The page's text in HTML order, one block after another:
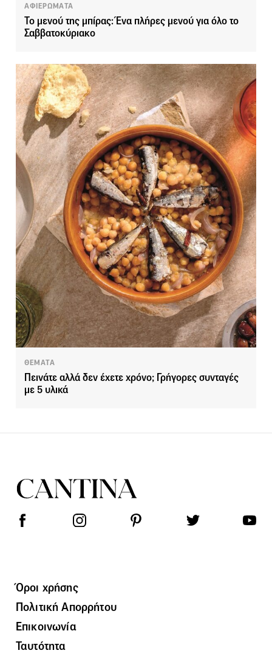
ΑΦΙΕΡΩΜΑΤΑ
Το μενού της μπίρας: Ένα πλήρες μενού για όλο το
Σαββατοκύριακο
ΘΕΜΑΤΑ
Πεινάτε αλλά δεν έχετε χρόνο; Γρήγορες συνταγές
με 5 υλικά
Όροι χρήσης
Πολιτική Απορρήτου
Επικοινωνία
Ταυτότητα